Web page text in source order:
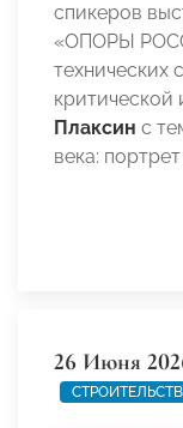
спикеров
«ОПОРЫ
технических
критической
Плаксин с
века:
26 Июня